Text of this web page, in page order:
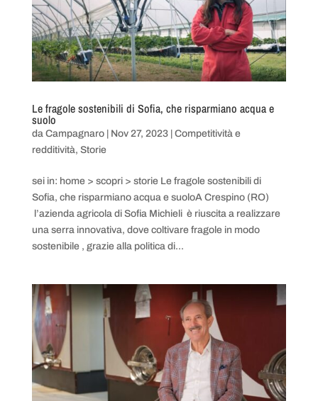
Le fragole sostenibili di Sofia, che risparmiano acqua e
suolo
da Campagnaro| Nov 27, 2023| Competitività e
redditività, Storie
sei in: home > scopri > storie Le fragole sostenibili di
Sofia, che risparmiano acqua e suoloA Crespino (RO)
l’azienda agricola di Sofia Michieli è riuscita a realizzare
una serra innovativa, dove coltivare fragole in modo
sostenibile , grazie alla politica di...